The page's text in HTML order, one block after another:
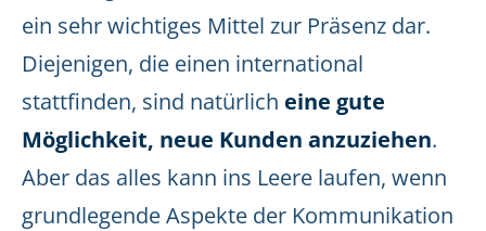
ein sehr wichtiges Mittel zur Präsenz dar.
Diejenigen, die einen international
stattfinden, sind natürlich eine gute
Möglichkeit, neue Kunden anzuziehen.
Aber das alles kann ins Leere laufen, wenn
grundlegende Aspekte der Kommunikation